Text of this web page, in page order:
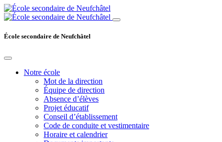
Skip
to
École secondaire de Neufchâtel
Notre école
Mot de la direction
Équipe de direction
Absence d’élèves
Projet éducatif
Conseil d’établissement
Code de conduite et vestimentaire
Horaire et calendrier